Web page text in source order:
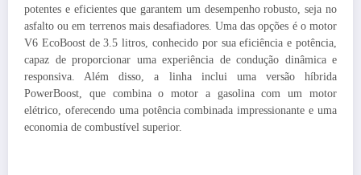
potentes e eficientes que garantem um desempenho robusto, seja no
asfalto ou em terrenos mais desafiadores. Uma das opções é o motor
V6 EcoBoost de 3.5 litros, conhecido por sua eficiência e potência,
capaz de proporcionar uma experiência de condução dinâmica e
responsiva. Além disso, a linha inclui uma versão híbrida
PowerBoost, que combina o motor a gasolina com um motor
elétrico, oferecendo uma potência combinada impressionante e uma
economia de combustível superior.